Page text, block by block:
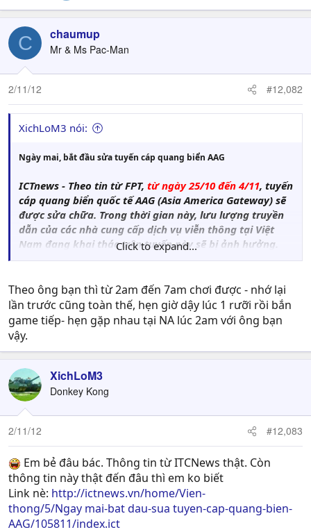
C chaumup
Mr & Ms Pac-Man
2/11/12 #12,082
XichLoM3 nói:
Ngày mai, bắt đầu sửa tuyến cáp quang biển AAG
ICTnews - Theo tin từ FPT, từ ngày 25/10 đến 4/11, tuyến
cáp quang biển quốc tế AAG (Asia America Gateway) sẽ
được sửa chữa. Trong thời gian này, lưu lượng truyền
dẫn của các nhà cung cấp dịch vụ viễn thông tại Việt
Nam đang khai thác trên tuyến này sẽ bị ảnh hưởng.
.......[/SIZE][/I]
Click to expand...
Theo ông bạn thì từ 2am đến 7am chơi được - nhớ lại
lần trước cũng toàn thế, hẹn giờ dậy lúc 1 rưỡi rồi bắn
game tiếp- hẹn gặp nhau tại NA lúc 2am với ông bạn
vậy.
XichLoM3
Donkey Kong
2/11/12 #12,083
Em bẻ đâu bác. Thông tin từ ITCNews thật. Còn
thông tin này thật đến đâu thì em ko biết
Link nè: http://ictnews.vn/home/Vien-
thong/5/Ngay mai-bat dau-sua tuyen-cap-quang-bien-
AAG/105811/index.ict